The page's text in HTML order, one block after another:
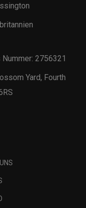
2756321
Yard, Fourth